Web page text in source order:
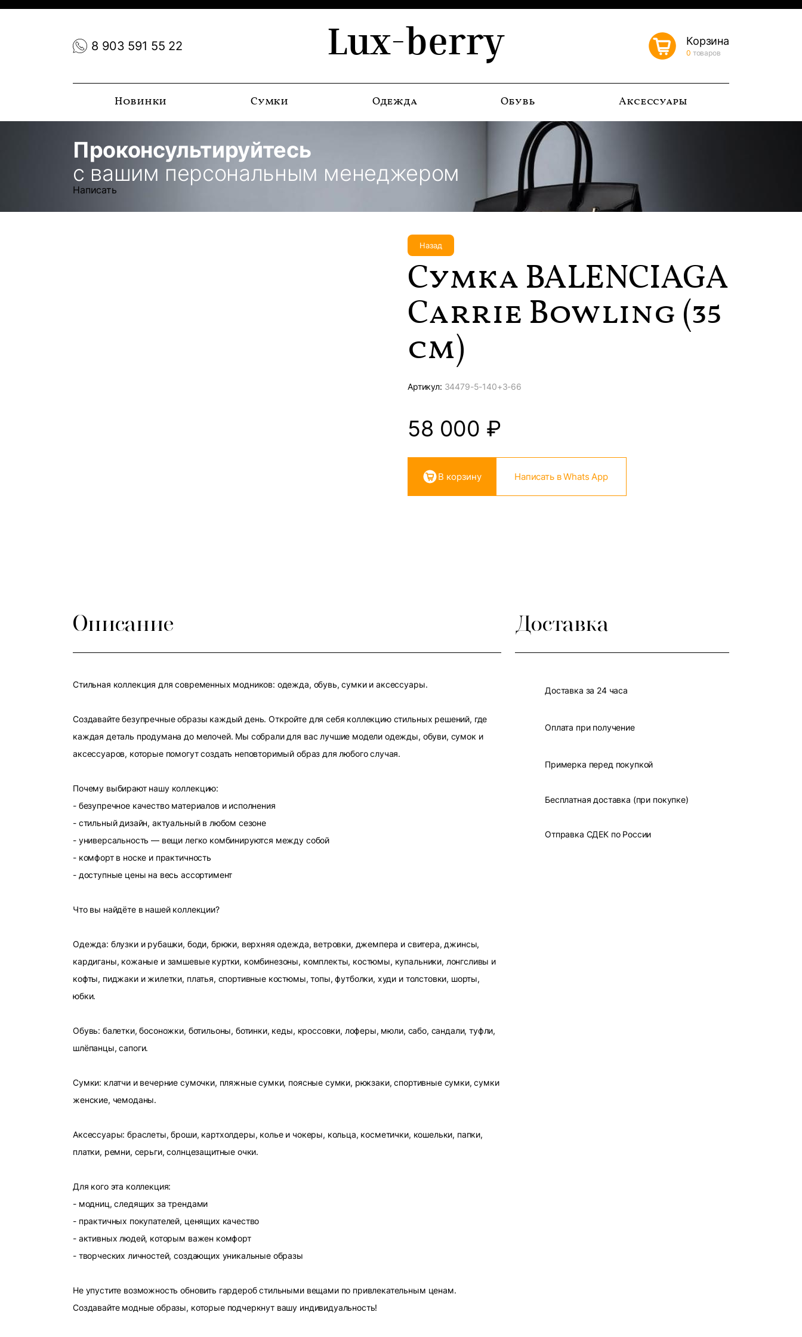
8 903 591 55 22 Lux-berry Корзина
0 товаров
Новинки Сумки Одежда Обувь Аксессуары
Проконсультируйтесь
с вашим персональным менеджером
Написать
Назад
Сумка BALENCIAGA
Carrie Bowling (35
см)
Артикул: 34479-5-140+3-66
58 000 ₽
В корзину Написать в Whats App
Описание
Стильная коллекция для современных модников: одежда, обувь, сумки и аксессуары.
Создавайте безупречные образы каждый день. Откройте для себя коллекцию стильных решений, где
каждая деталь продумана до мелочей. Мы собрали для вас лучшие модели одежды, обуви, сумок и
аксессуаров, которые помогут создать неповторимый образ для любого случая.
Почему выбирают нашу коллекцию:
- безупречное качество материалов и исполнения
- стильный дизайн, актуальный в любом сезоне
- универсальность — вещи легко комбинируются между собой
- комфорт в носке и практичность
- доступные цены на весь ассортимент
Что вы найдёте в нашей коллекции?
Одежда: блузки и рубашки, боди, брюки, верхняя одежда, ветровки, джемпера и свитера, джинсы,
кардиганы, кожаные и замшевые куртки, комбинезоны, комплекты, костюмы, купальники, лонгсливы и
кофты, пиджаки и жилетки, платья, спортивные костюмы, топы, футболки, худи и толстовки, шорты,
юбки.
Обувь: балетки, босоножки, ботильоны, ботинки, кеды, кроссовки, лоферы, мюли, сабо, сандали, туфли,
шлёпанцы, сапоги.
Сумки: клатчи и вечерние сумочки, пляжные сумки, поясные сумки, рюкзаки, спортивные сумки, сумки
женские, чемоданы.
Аксессуары: браслеты, броши, картхолдеры, колье и чокеры, кольца, косметички, кошельки, папки,
платки, ремни, серьги, солнцезащитные очки.
Для кого эта коллекция:
- модниц, следящих за трендами
- практичных покупателей, ценящих качество
- активных людей, которым важен комфорт
- творческих личностей, создающих уникальные образы
Не упустите возможность обновить гардероб стильными вещами по привлекательным ценам.
Создавайте модные образы, которые подчеркнут вашу индивидуальность!
Доставка
Доставка за 24 часа
Оплата при получение
Примерка перед покупкой
Бесплатная доставка (при покупке)
Отправка СДЕК по России